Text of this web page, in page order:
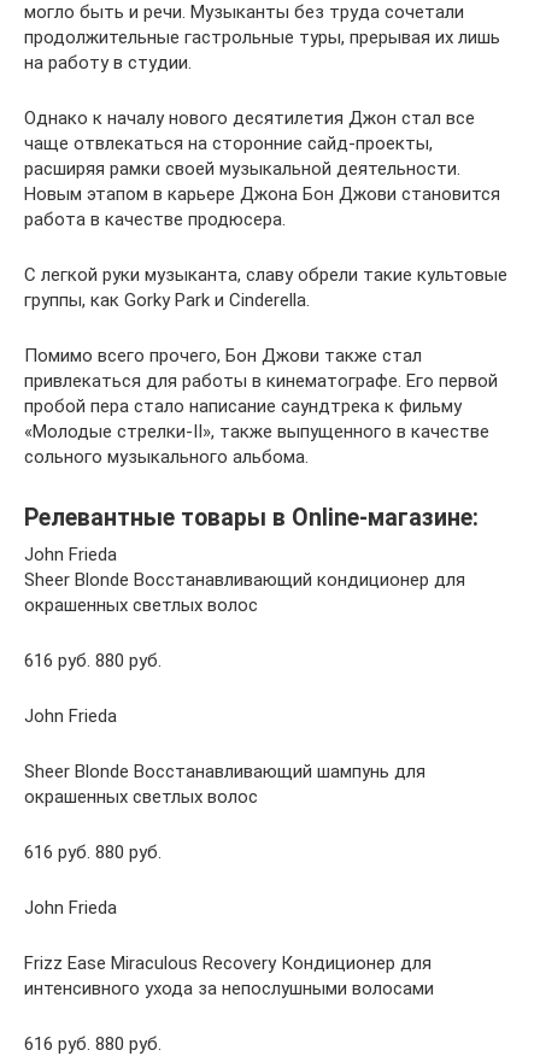
могло быть и речи. Музыканты без труда сочетали
продолжительные гастрольные туры, прерывая их лишь
на работу в студии.
Однако к началу нового десятилетия Джон стал все
чаще отвлекаться на сторонние сайд-проекты,
расширяя рамки своей музыкальной деятельности.
Новым этапом в карьере Джона Бон Джови становится
работа в качестве продюсера.
С легкой руки музыканта, славу обрели такие культовые
группы, как Gorky Park и Cinderella.
Помимо всего прочего, Бон Джови также стал
привлекаться для работы в кинематографе. Его первой
пробой пера стало написание саундтрека к фильму
«Молодые стрелки-II», также выпущенного в качестве
сольного музыкального альбома.
Релевантные товары в Online-магазине:
John Frieda
Sheer Blonde Восстанавливающий кондиционер для
окрашенных светлых волос
616 руб. 880 руб.
John Frieda
Sheer Blonde Восстанавливающий шампунь для
окрашенных светлых волос
616 руб. 880 руб.
John Frieda
Frizz Ease Miraculous Recovery Кондиционер для
интенсивного ухода за непослушными волосами
616 руб. 880 руб.